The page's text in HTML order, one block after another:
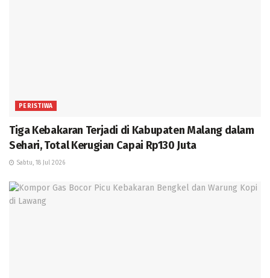
PERISTIWA
Tiga Kebakaran Terjadi di Kabupaten Malang dalam
Sehari, Total Kerugian Capai Rp130 Juta
Sabtu, 18 Jul 2026